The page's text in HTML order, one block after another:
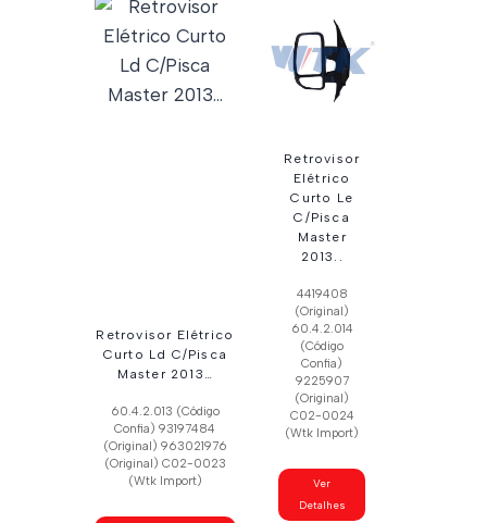
Retrovisor Elétrico
Curto Ld C/Pisca
Master 2013…
60.4.2.013 (Código
Confia) 93197484
(Original) 963021976
(Original) C02-0023
(Wtk Import)
Retrovisor
Elétrico
Curto Le
C/Pisca
Master
2013..
4419408
(Original)
60.4.2.014
(Código
Confia)
9225907
(Original)
C02-0024
(Wtk Import)
Ver
Detalhes